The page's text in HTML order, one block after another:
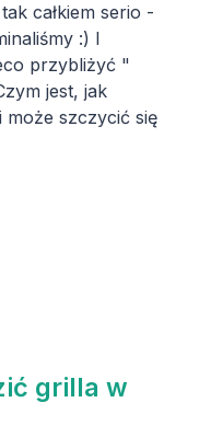
całkiem serio -
:) I
przybliżyć "
jest, jak
może szczycić się
grilla w